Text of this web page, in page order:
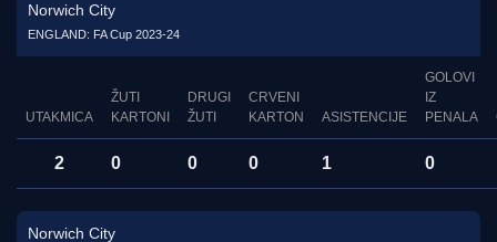
Norwich City
ENGLAND: FA Cup 2023-24
UTAKMICA
ŽUTI
KARTONI
DRUGI
ŽUTI
CRVENI
KARTON
ASISTENCIJE
GOLOVI
IZ
PENALA
2 0 0 0 1 0
Norwich City